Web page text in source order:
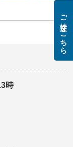
時
ご注文はこちら